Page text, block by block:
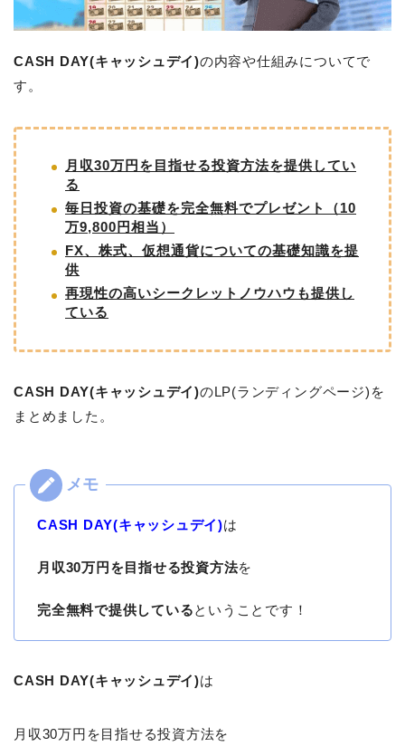
CASH DAY(キャッシュデイ)の内容や仕組みについてで
す。
月収30万円を目指せる投資方法を提供してい
る
毎日投資の基礎を完全無料でプレゼント（10
万9,800円相当）
FX、株式、仮想通貨についての基礎知識を提
供
再現性の高いシークレットノウハウも提供し
ている
CASH DAY(キャッシュデイ)のLP(ランディングページ)を
まとめました。
CASH DAY(キャッシュデイ)は
月収30万円を目指せる投資方法を
完全無料で提供しているということです！
CASH DAY(キャッシュデイ)は
月収30万円を目指せる投資方法を